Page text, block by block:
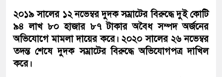
২০১৯ সালের ১২ নভেম্বর দুদক সম্রাটের বিরুদ্ধে দুই কোটি
৯৪ লাখ ৮০ হাজার ৮৭ টাকার অবৈধ সম্পদ অর্জনের
অভিযোগে মামলা দায়ের করে। ২০২০ সালের ২৬ নভেম্বর
তদন্ত শেষে দুদক সম্রাটের বিরুদ্ধে অভিযোগপত্র দাখিল
করে।